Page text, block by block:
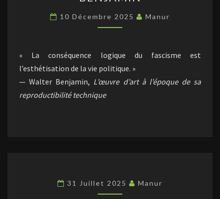
10 Décembre 2025 Manur
« La conséquence logique du fascisme est
l’esthétisation de la vie politique. »
— Walter Benjamin, L’œuvre d’art à l’époque de sa
reproductibilité technique
31 Juillet 2025 Manur